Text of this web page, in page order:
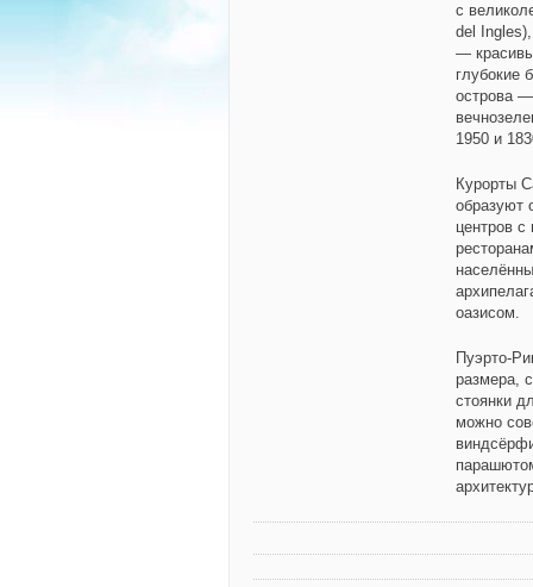
с
del
—
глубокие
острова —
1950 и
Курорты
образуют
центров
оазисом.
Пуэрто-
размера,
стоянки
можно